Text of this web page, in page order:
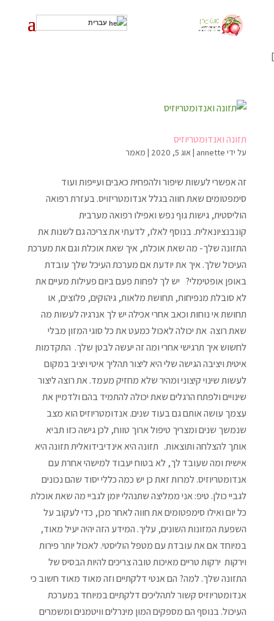
]
עברית
תזונה ואנדומטריוזיס
על ידי annette
|אוג 5, 2020 | מאמר
זה אפשרי לעשות שיפור ולהפחית כאבים ועייפות ועוד
סימפטומים שאת חווה בגלל אנדומטריזויס. בעזרת רפואה
הוליסטית, גישות גוף נפש ואפילו רפואה מערבית
קונבנציונאלית. בנוסף לאלו, לדעתי את צריכה גם לשנות את
התזונה שלך- מה שאת אוכלת, איך שאת אוכלת וגם את מערכת
העיכול שלך. איך את יודעת אם מערכת העיכל שלך עובדת
באופן אופטימלי? יש לך לפחות פעם ביום פעילות מעיים את
לא סובלת מנפיחות, תחושת מלאות, גיהוקים, פלוצים, או
תחושת אי נוחות וכאב אחרי אכילה יש לך אנרגיה לעשות מה
שאת רוצה את יכולה לאכול כמעט את כל סוגי המזון מבלי
לחשוש איך תרגישי אחרי ומה זה יעשה לבטן שלך. התקדמות
איטית ויציבה הגישה שלי היא ליצור תהליך איטי ויציב במקום
לעשות שינוי קיצוני ומהיר שלא מחזיק מעמד. את רוצה ליצור
שינויים ולפתח הרגלים שאת יכולה להתמיד בהם ולדמיין את
עצמך עושה אותם גם בעוד שנים. אנדומטריוזיס הוא מצב
שנמשך שנים ומצריך טיפול ארוך טווח, לכן גישה כזו תביא
אותך להצלחה ותוצאות. תזונה היא אינדיבידואלית תזונה היא
אישית ומה שעובד לך, לא בטוח יעבוד למישהי אחרת עם
אנדומטריוזיס. למרות זאת כן יש כמה כללי יסוד שהם נכונים
לגביי כולן. טיפ: אני ממליצה שתנהלי יומן לגביי מה שאת אוכלת
כל יום ואילו סימפטומים את חווה לאחר מכן, כדי לעקוב על
השפעת המזונות השונים, עליך. המידע הזה יהיה יעיל מאוד,
במיוחד אם את עובדת עם מטפל הוליסטי. לאכול יותר פירות
וירקות ירקות טריים מאיכות טובה צריכים להיות הבסיס של
התזונה שלך. למה? הם אנטי דלקתיים וזה מאוד מאוד חשוב כי
אנדומטריוזיס קשור לתהליכים דלקתיים במיוחד במערכת
העיכול. בנוסף הם מספקים המון מינרלים וויטמנים ומשמרים